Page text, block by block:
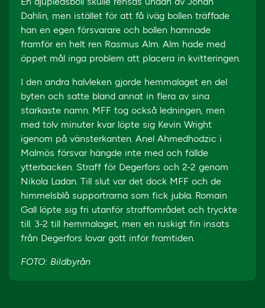
Dahlin, men istället för att få iväg bollen träffade
han en egen försvarare och bollen hamnade
framför en helt ren Rasmus Alm. Alm hade med
öppet mål inga problem att placera in kvitteringen.
I den andra halvleken gjorde hemmalaget en del
byten och satte bland annat in flera av sina
starkaste namn. MFF tog också ledningen, men
med tolv minuter kvar löpte sig Kevin Wright
igenom på vänsterkanten. Anel Ahmedhodzic i
Malmös försvar hängde inte med och fällde
ytterbacken. Straff för Degerfors och 2-2 genom
Nikola Ladan. Till slut var det dock MFF och de
himmelsblå supportrarna som fick jubla. Romain
Gall löpte sig fri utanför straffområdet och tryckte
till. 3-2 till hemmalaget, men en ruskigt fin insats
från Degerfors lovar gott inför framtiden.
FOTO: Bildbyrån